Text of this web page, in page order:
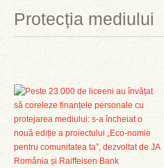
Protecția mediului